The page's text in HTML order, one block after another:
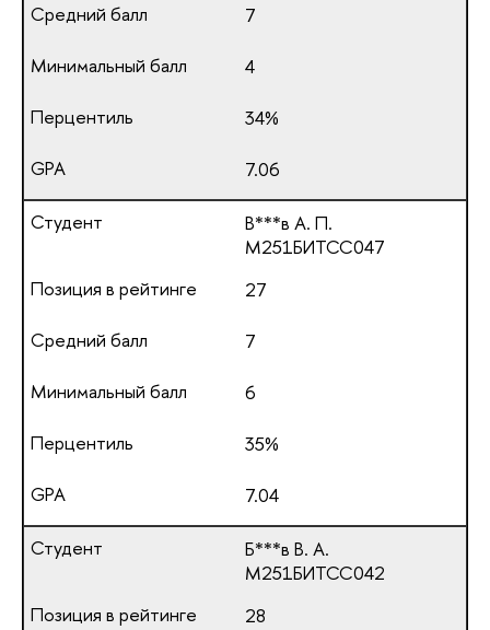
7
4
34%
7.06
В***в А. П.
М251БИТСС047
27
7
6
35%
7.04
Б***в В. А.
М251БИТСС042
28